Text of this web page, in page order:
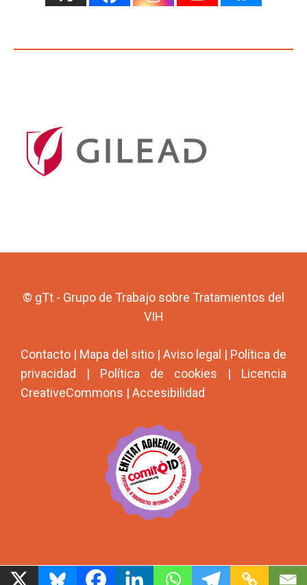
© gTt - Grupo de Trabajo sobre Tratamientos del
VIH
Contacto | Mapa del sitio | Aviso legal | Política de
privacidad | Política de cookies | Licencia
CreativeCommons | Accesibilidad